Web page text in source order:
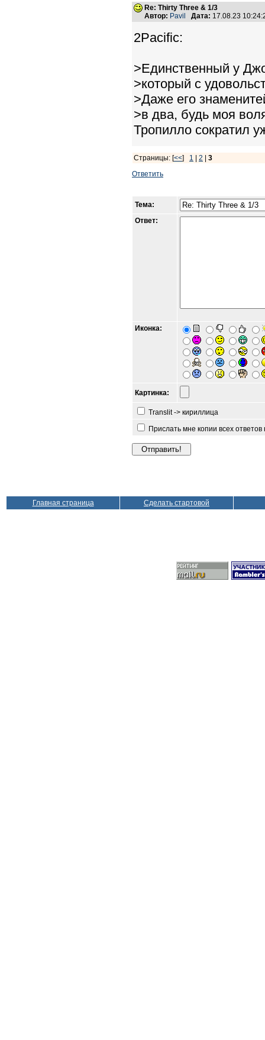
Re: Thirty Three & 1/3
Автор: Pavil Дата: 17.08.23
2Pacific:
>Единственный у
>который с
>Даже его
>в два, будь моя
Тропилло сократил
Страницы: [<<] 1 2
3
Ответить
Тема:
Ответ:
Иконка:
Картинка:
Translit -> кириллица
Прислать мне копии всех
Главная страница Сделать стартовой